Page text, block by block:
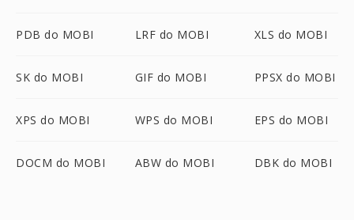
PDB do MOBI LRF do MOBI XLS do MOBI
SK do MOBI GIF do MOBI PPSX do MOBI
XPS do MOBI WPS do MOBI EPS do MOBI
DOCM do MOBI ABW do MOBI DBK do MOBI